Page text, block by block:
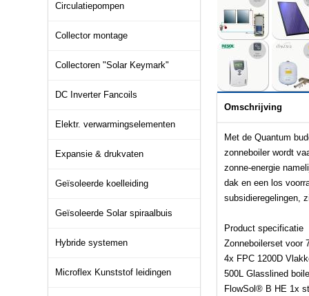
Circulatiepompen
Collector montage
Collectoren "Solar Keymark"
DC Inverter Fancoils
Elektr. verwarmingselementen
Expansie & drukvaten
Geïsoleerde koelleiding
Geïsoleerde Solar spiraalbuis
Hybride systemen
Microflex Kunststof leidingen
Omschrijving
Met de Quantum
zonneboiler wordt
zonne-energie
dak en een los
subsidieregelingen,
Product specificatie
Zonneboilerset voor
4x FPC 1200D
500L Glasslined
FlowSol® B HE 1x